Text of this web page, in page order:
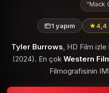
Mack
1 yapım 4,4
Tyler Burrows, HD Film
(2024). En çok Western
Filmografisinin